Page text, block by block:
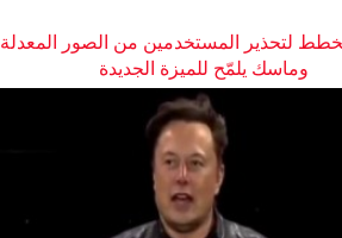
لتحذير المستخدمين من الصور المعدلة
وماسك يلمّح للميزة الجديدة